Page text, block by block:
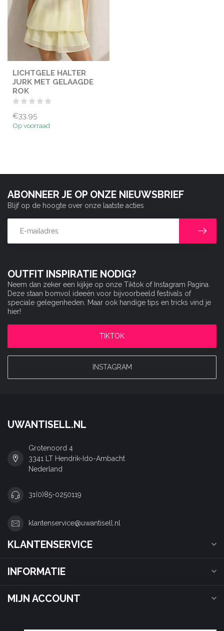
LICHTGELE HALTER
JURK MET GELAAGDE
ROK
€33,95
Op voorraad
OUTFIT INSPIRATIE NODIG?
Neem dan zeker een kijkje op onze Tiktok of Instagram Pagina.
Deze staan bomvol ideeën voor bijvoorbeeld festivals of
speciale gelegenheden. Maar ook handige tips en tricks vind je
hier!
TIKTOK
INSTAGRAM
ABONNEER JE OP ONZE NIEUWSBRIEF
Blijf op de hoogte over onze laatste acties
UWANTISELL.NL
Grotenoord 4
3341 LT Hendrik-Ido-Ambacht
Nederland
31(0)85-0250119
klantenservice@uwantisell.nl
KLANTENSERVICE
INFORMATIE
MIJN ACCOUNT